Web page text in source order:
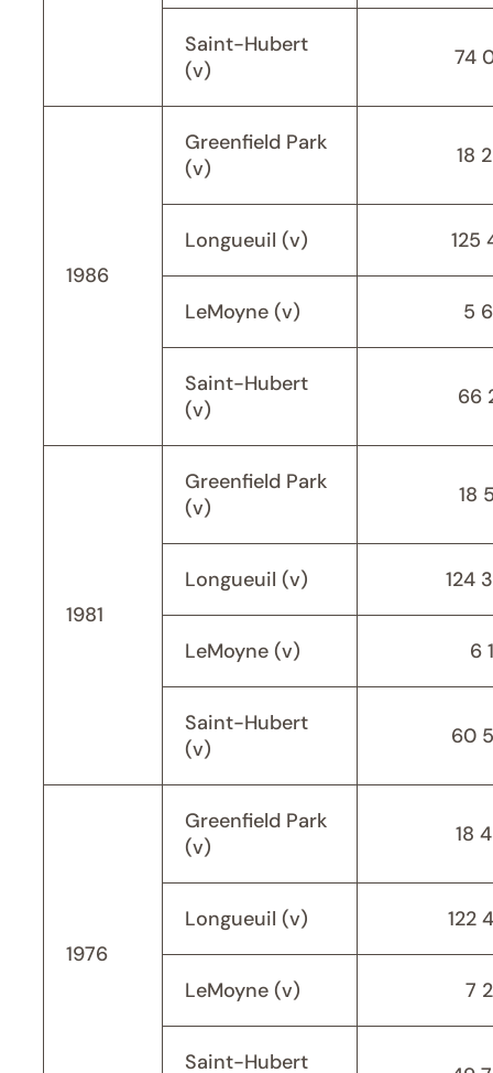
Saint-Hubert
(v)
74
1986
Greenfield Park
(v)
18
Longueuil (v) 125
LeMoyne (v) 5
Saint-Hubert
(v)
66
1981
Greenfield Park
(v)
18
Longueuil (v) 124
LeMoyne (v) 6
Saint-Hubert
(v)
60
1976
Greenfield Park
(v)
18
Longueuil (v) 122
LeMoyne (v) 7
Saint-Hubert